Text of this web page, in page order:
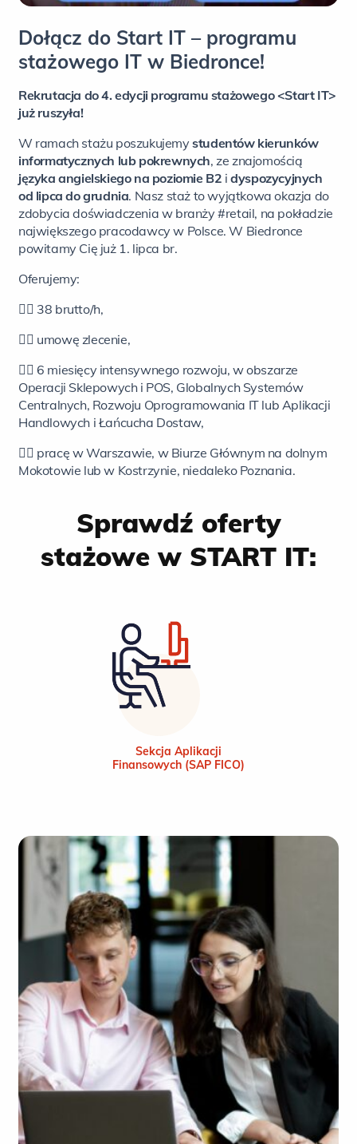
Dołącz do Start IT – programu
stażowego IT w Biedronce!
Rekrutacja do 4. edycji programu stażowego <Start IT>
już ruszyła!
W ramach stażu poszukujemystudentów kierunków
informatycznych lub pokrewnych, ze znajomością
języka angielskiego na poziomie B2 idyspozycyjnych
od lipca do grudnia. Nasz staż to wyjątkowa okazja do
zdobycia doświadczenia w branży #retail, na pokładzie
największego pracodawcy w Polsce. W Biedronce
powitamy Cię już 1. lipca br.
Oferujemy:
👉🏻 38 brutto/h,
👉🏻 umowę zlecenie,
👉🏻 6 miesięcy intensywnego rozwoju, w obszarze
Operacji Sklepowych i POS, Globalnych Systemów
Centralnych, Rozwoju Oprogramowania IT lub Aplikacji
Handlowych i Łańcucha Dostaw,
👉🏻 pracę w Warszawie, w Biurze Głównym na dolnym
Mokotowie lub w Kostrzynie, niedaleko Poznania.
Sprawdź oferty
stażowe w START IT:
Sekcja Aplikacji
Finansowych (SAP FICO)